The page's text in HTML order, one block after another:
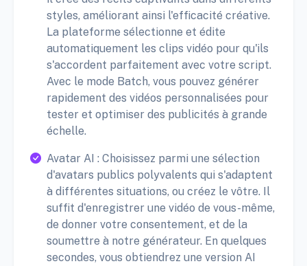
styles, améliorant ainsi l'efficacité créative.
La plateforme sélectionne et édite
automatiquement les clips vidéo pour qu'ils
s'accordent parfaitement avec votre script.
Avec le mode Batch, vous pouvez générer
rapidement des vidéos personnalisées pour
tester et optimiser des publicités à grande
échelle.
Avatar AI : Choisissez parmi une sélection
d'avatars publics polyvalents qui s'adaptent
à différentes situations, ou créez le vôtre. Il
suffit d'enregistrer une vidéo de vous-même,
de donner votre consentement, et de la
soumettre à notre générateur. En quelques
secondes, vous obtiendrez une version AI